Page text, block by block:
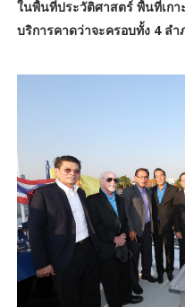
ในพื้นที่ประวัติศาสตร์ พื้นที่เก
บริการคาดว่าจะครอบทั้ง 4 ลำ